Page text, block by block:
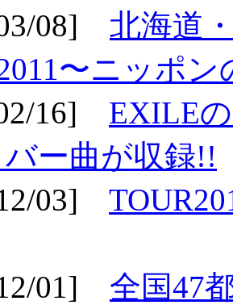
08] 北海道
〜ニッポ
16] EXILE
ー曲が収録!!
03]
01] 全国47